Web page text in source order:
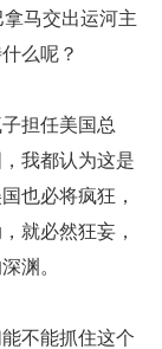
马交出运河主
么呢？
担任美国总
我都认为这是
也必将疯狂，
就必然狂妄，
渊。
不能抓住这个